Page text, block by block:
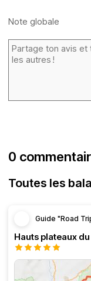
Note globale
0
Toutes les
Guide "Road
Hauts plateaux